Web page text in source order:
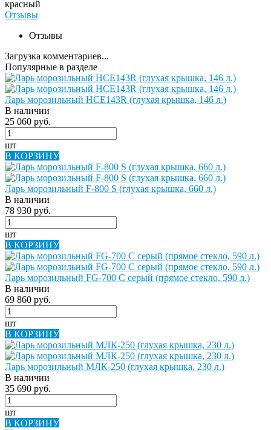
красный
Отзывы
Отзывы
Загрузка комментариев...
Популярные в разделе
Ларь морозильный HCE143R (глухая крышка, 146 л.)
В наличии
25 060 руб.
шт
В КОРЗИНУ
Ларь морозильный F-800 S (глухая крышка, 660 л.)
В наличии
78 930 руб.
шт
В КОРЗИНУ
Ларь морозильный FG-700 C серый (прямое стекло, 590 л.)
В наличии
69 860 руб.
шт
В КОРЗИНУ
Ларь морозильный МЛК-250 (глухая крышка, 230 л.)
В наличии
35 690 руб.
шт
В КОРЗИНУ